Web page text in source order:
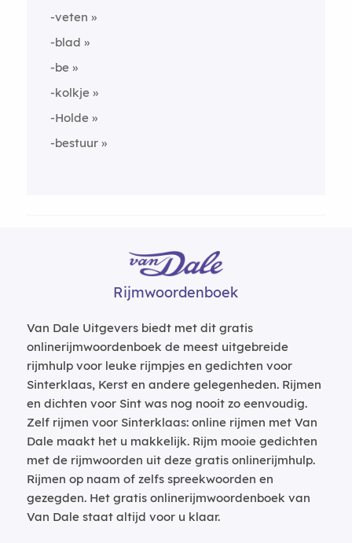
-veten
-blad
-be
-kolkje
-Holde
-bestuur
Rijmwoordenboek
Van Dale Uitgevers biedt met dit gratis
onlinerijmwoordenboek de meest uitgebreide
rijmhulp voor leuke rijmpjes en gedichten voor
Sinterklaas, Kerst en andere gelegenheden. Rijmen
en dichten voor Sint was nog nooit zo eenvoudig.
Zelf rijmen voor Sinterklaas: online rijmen met Van
Dale maakt het u makkelijk. Rijm mooie gedichten
met de rijmwoorden uit deze gratis onlinerijmhulp.
Rijmen op naam of zelfs spreekwoorden en
gezegden. Het gratis onlinerijmwoordenboek van
Van Dale staat altijd voor u klaar.